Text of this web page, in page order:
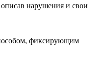
нарушения и свои
фиксирующим